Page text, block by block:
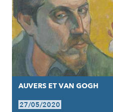
AUVERS ET VAN GOGH
27/05/2020